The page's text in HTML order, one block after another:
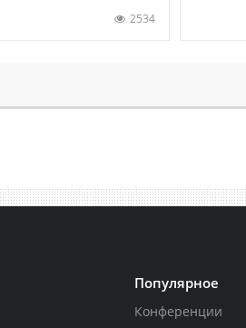
2534
Популярное
Конференции